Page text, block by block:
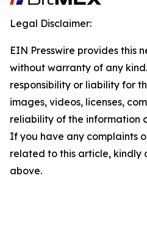
Legal Disclaimer:
EIN Presswire provides this
without warranty of any
responsibility or liability for
images, videos, licenses,
reliability of the information
If you have any complaints
related to this article, kindly
above.